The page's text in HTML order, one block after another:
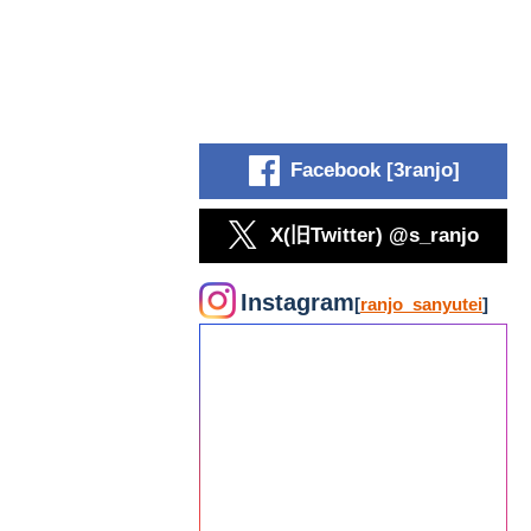
Facebook [3ranjo]
X(旧Twitter) @s_ranjo
Instagram[ranjo_sanyutei]